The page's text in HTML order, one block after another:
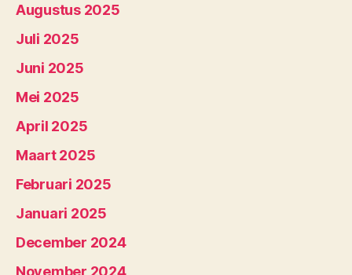
Augustus 2025
Juli 2025
Juni 2025
Mei 2025
April 2025
Maart 2025
Februari 2025
Januari 2025
December 2024
November 2024